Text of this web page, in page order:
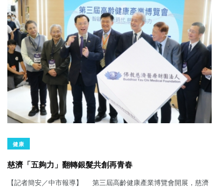
健康
慈濟「五夠力」翻轉銀髮共創再青春
【記者簡安／中市報導】 第三屆高齡健康產業博覽會開展，慈濟